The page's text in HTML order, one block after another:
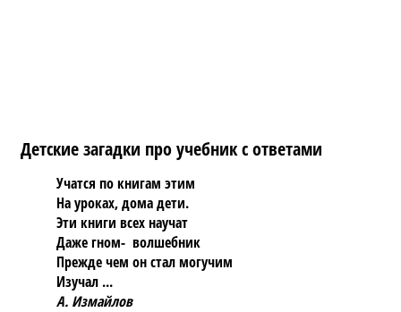
Детские загадки про учебник с ответами
Учатся по книгам этим
На уроках, дома дети.
Эти книги всех научат
Даже гном- волшебник
Прежде чем он стал могучим
Изучал ...
А. Измайлов